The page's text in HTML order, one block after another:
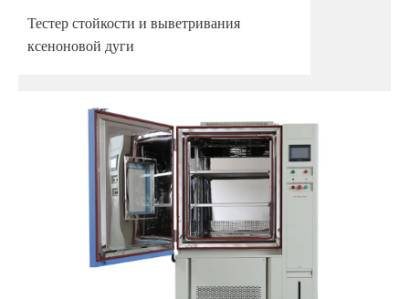
Тестер стойкости и выветривания
ксеноновой дуги